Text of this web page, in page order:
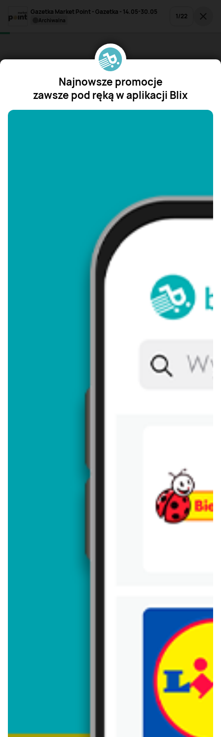
Trafiłeś na nieaktualną gazetkę
Zobacz aktualne gazetki Blix!
Gazetka Market Point - Gazetka - 14.05-30.05
archiwalna 1/22
Najnowsze promocje
zawsze pod ręką w aplikacji Blix
"/>